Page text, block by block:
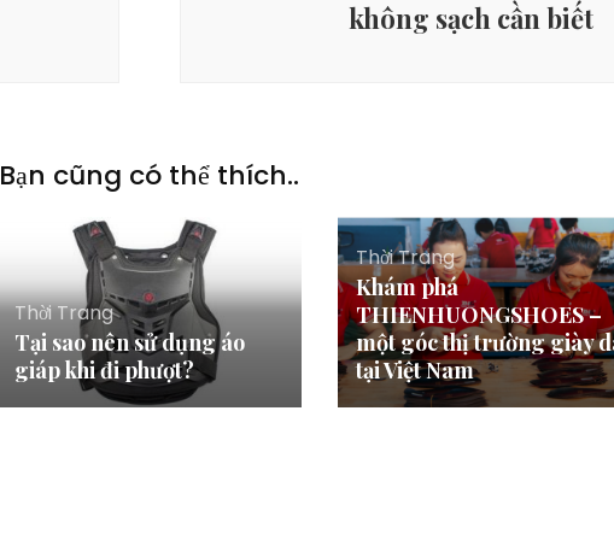
không sạch cần biết
Bạn cũng có thể thích..
Thời Trang
Tại sao nên sử dụng áo
giáp khi đi phượt?
Thời Trang
Khám phá
THIENHUONGSHOES –
một góc thị trường giày
tại Việt Nam